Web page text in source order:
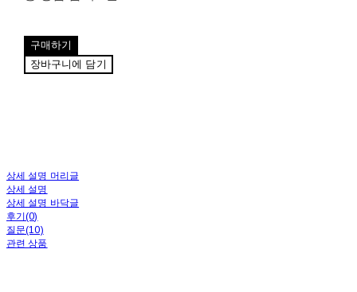
구매하기
장바구니에 담기
상세 설명 머리글
상세 설명
상세 설명 바닥글
후기(0)
질문(10)
관련 상품